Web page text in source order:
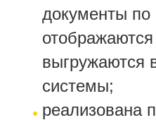
документы по
выгружаются
системы;
реализована